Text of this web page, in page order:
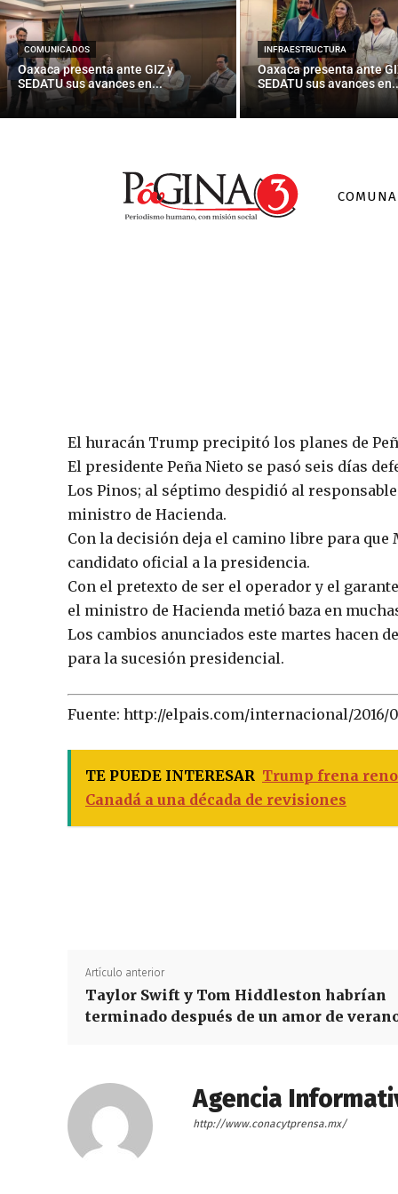
COMUNICADOS
Oaxaca presenta ante GIZ y
SEDATU sus avances en...
INFRAESTRUCTURA
Oaxaca presenta ante
SEDATU sus avances
El huracán Trump precipitó los planes de
El presidente Peña Nieto se pasó seis días
Los Pinos; al séptimo despidió al
ministro de Hacienda.
Con la decisión deja el camino libre para
candidato oficial a la presidencia.
Con el pretexto de ser el operador y el
el ministro de Hacienda metió baza en
Los cambios anunciados este martes hacen
para la sucesión presidencial.
Fuente: http://elpais.com/internacional/2016/
TE PUEDE INTERESAR Trump frena
Canadá a una década de revisiones
Artículo anterior
Taylor Swift y Tom Hiddleston habrían
terminado después de un amor de
Agencia
http://www.conacytprensa.mx/